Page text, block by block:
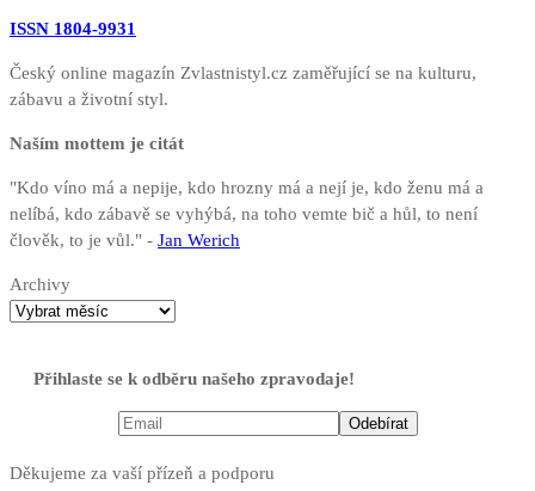
ISSN 1804-9931
Český online magazín Zvlastnistyl.cz zaměřující se na kulturu,
zábavu a životní styl.
Naším mottem je citát
"Kdo víno má a nepije, kdo hrozny má a nejí je, kdo ženu má a
nelíbá, kdo zábavě se vyhýbá, na toho vemte bič a hůl, to není
člověk, to je vůl." - Jan Werich
Archivy
Přihlaste se k odběru našeho zpravodaje!
Děkujeme za vaší přízeň a podporu